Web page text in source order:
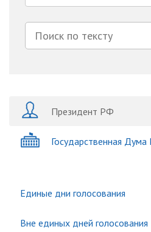
Президент РФ
Государственная
Единые дни голосования
Вне единых дней голосования